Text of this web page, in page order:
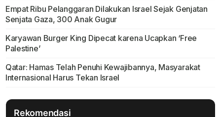
Empat Ribu Pelanggaran Dilakukan Israel Sejak Genjatan
Senjata Gaza, 300 Anak Gugur
Karyawan Burger King Dipecat karena Ucapkan ‘Free
Palestine’
Qatar: Hamas Telah Penuhi Kewajibannya, Masyarakat
Internasional Harus Tekan Israel
Rekomendasi